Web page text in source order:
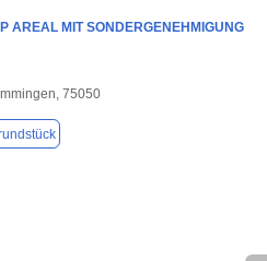
AREAL MIT SONDERGENEHMIGUNG
75050